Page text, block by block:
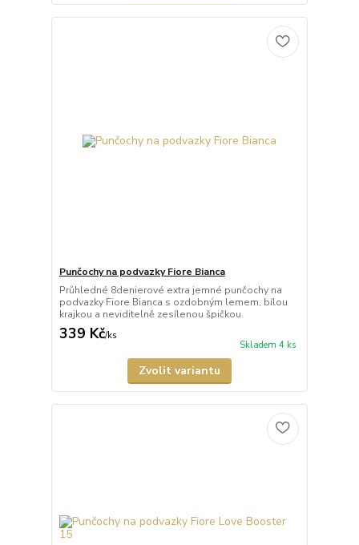
Punčochy na podvazky Fiore Bianca
Průhledné 8denierové extra jemné punčochy na
podvazky Fiore Bianca s ozdobným lemem, bílou
krajkou a neviditelně zesílenou špičkou.
339 Kč/ks
Skladem 4 ks
Zvolit variantu